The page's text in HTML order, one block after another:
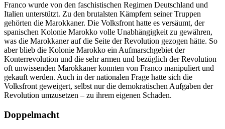
Franco wurde von den faschistischen Regimen Deutschland und
Italien unterstützt. Zu den brutalsten Kämpfern seiner Truppen
gehörten die Marokkaner. Die Volksfront hatte es versäumt, der
spanischen Kolonie Marokko volle Unabhängigkeit zu gewähren,
was die Marokkaner auf die Seite der Revolution gezogen hätte. So
aber blieb die Kolonie Marokko ein Aufmarschgebiet der
Konterrevolution und die sehr armen und bezüglich der Revolution
oft unwissenden Marokkaner konnten von Franco manipuliert und
gekauft werden. Auch in der nationalen Frage hatte sich die
Volksfront geweigert, selbst nur die demokratischen Aufgaben der
Revolution umzusetzen – zu ihrem eigenen Schaden.
Doppelmacht